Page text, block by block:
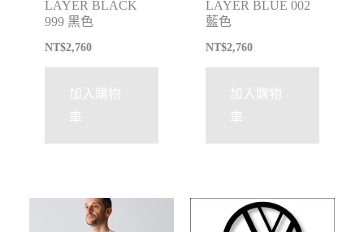
LAYER BLACK
999 黑色
NT$2,760
加入購物
車
LAYER BLUE 002
藍色
NT$2,760
加入購物
車